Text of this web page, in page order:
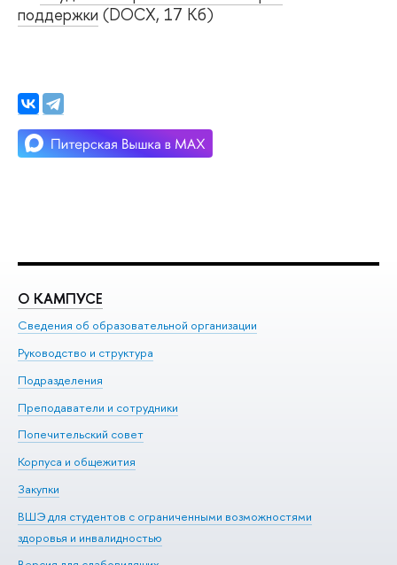
поддержки (DOCX, 17 Кб)
О КАМПУСЕ
Сведения об образовательной организации
Руководство и структура
Подразделения
Преподаватели и сотрудники
Попечительский совет
Корпуса и общежития
Закупки
ВШЭ для студентов с ограниченными возможностями
здоровья и инвалидностью